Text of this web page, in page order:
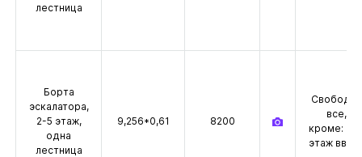
лестница
Борта
эскалатора,
2-5 этаж,
одна
лестница
9,256*0,61 8200
все,
кроме:
этаж